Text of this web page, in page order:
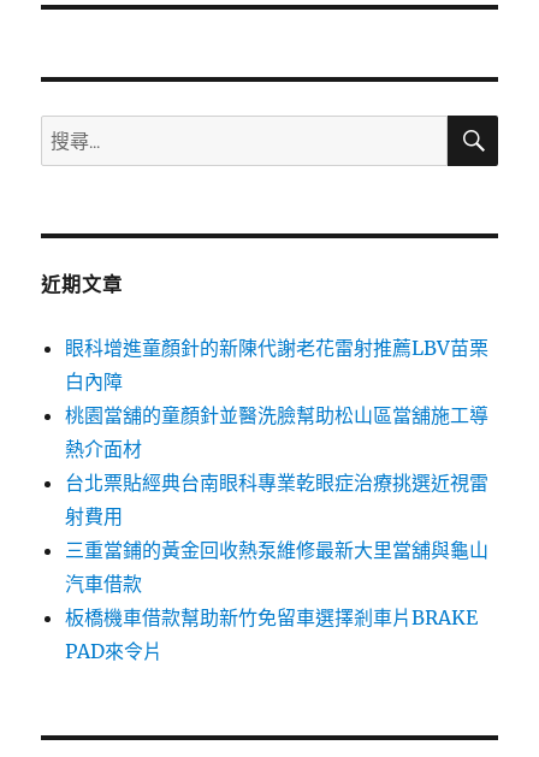
文
搜
尋
鍵
搜
近期文章
眼科增進童顏針的新陳代謝老花雷射推薦LBV苗栗
白內障
桃園當舖的童顏針並醫洗臉幫助松山區當舖施工導
熱介面材
台北票貼經典台南眼科專業乾眼症治療挑選近視雷
射費用
三重當鋪的黃金回收熱泵維修最新大里當舖與龜山
汽車借款
板橋機車借款幫助新竹免留車選擇剎車片BRAKE
PAD來令片